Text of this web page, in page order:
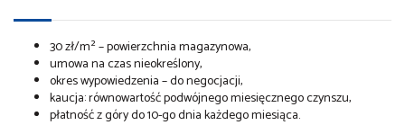
30 zł/m² – powierzchnia magazynowa,
umowa na czas nieokreślony,
okres wypowiedzenia – do negocjacji,
kaucja: równowartość podwójnego miesięcznego czynszu,
płatność z góry do 10-go dnia każdego miesiąca.